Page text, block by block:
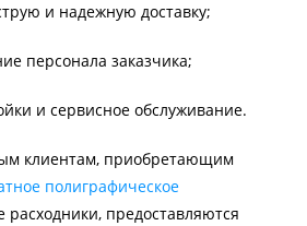
и надежную доставку;
персонала заказчика;
и сервисное обслуживание.
клиентам, приобретающим
полиграфическое
расходники, предоставляются